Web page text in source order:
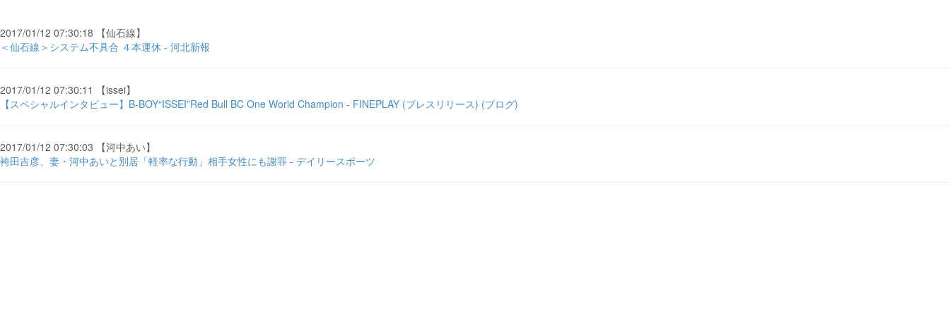
2017/01/12 07:30:18 【仙石線】
＜仙石線＞システム不具合 ４本運休 - 河北新報
2017/01/12 07:30:11 【issei】
【スペシャルインタビュー】B-BOY“ISSEI”Red Bull BC One World Champion - FINEPLAY (プレスリリース) (ブログ)
2017/01/12 07:30:03 【河中あい】
袴田吉彦、妻・河中あいと別居「軽率な行動」相手女性にも謝罪 - デイリースポーツ